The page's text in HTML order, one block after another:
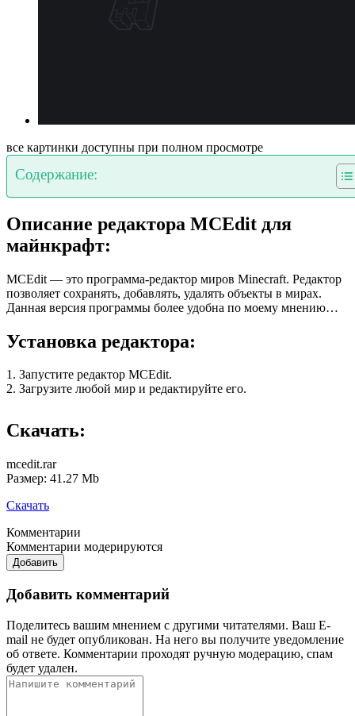
все картинки доступны при полном просмотре
Содержание:
Описание редактора MCEdit для
майнкрафт:
MCEdit — это программа-редактор миров Minecraft. Редактор
позволяет сохранять, добавлять, удалять объекты в мирах.
Данная версия программы более удобна по моему мнению…
Установка редактора:
1. Запустите редактор MCEdit.
2. Загрузите любой мир и редактируйте его.
Скачать:
mcedit.rar
Размер: 41.27 Mb
Скачать
Комментарии
Комментарии модерируются
Добавить
Добавить комментарий
Поделитесь вашим мнением с другими читателями. Ваш E-
mail не будет опубликован. На него вы получите уведомление
об ответе. Комментарии проходят ручную модерацию, спам
будет удален.